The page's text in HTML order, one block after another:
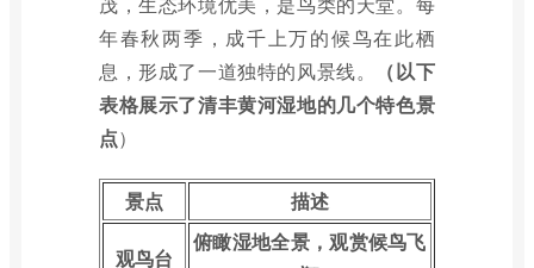
年春秋两季，成千上万的候鸟在此栖
息，形成了一道独特的风景线。
（以下
表格展示了清丰黄河湿地的几个特色景
点）
景点 描述
观鸟台
俯瞰湿地全景，观赏候鸟飞